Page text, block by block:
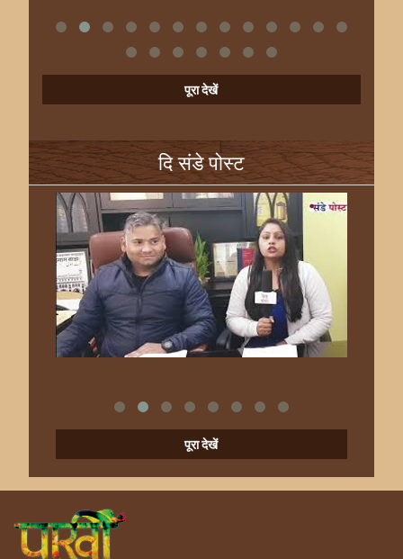
पूरा देखें
दि संडे पोस्ट
पूरा देखें